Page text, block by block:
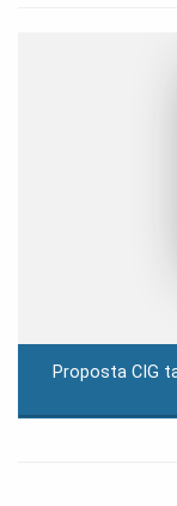
Proposta CIG